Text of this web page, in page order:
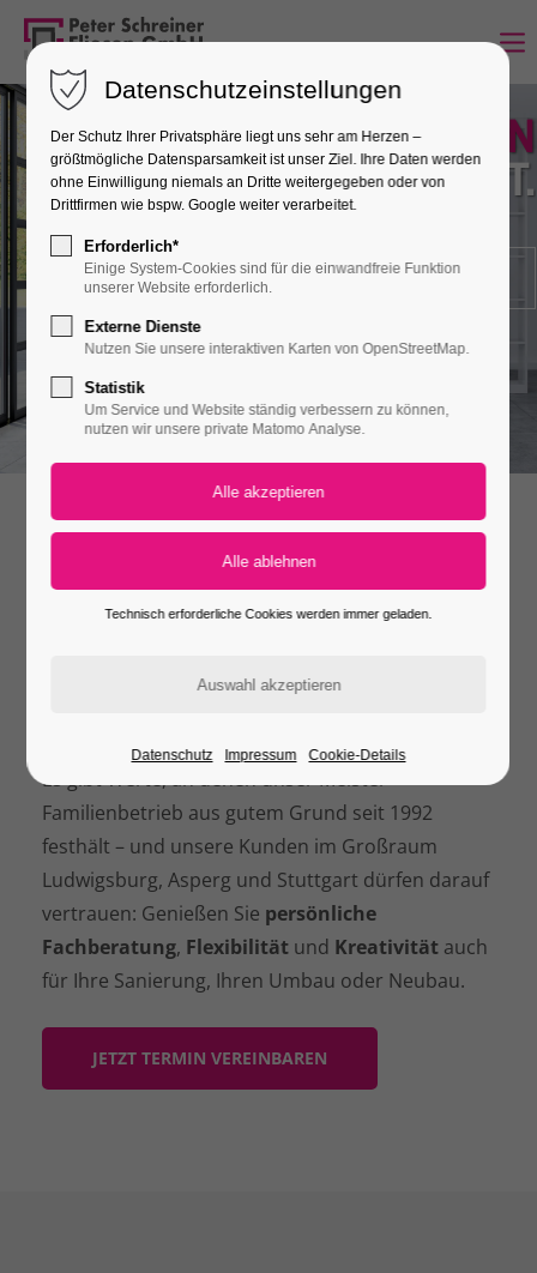
FLIESEN
– WO DAS LEBEN TOBT.
ÜBER UNS KONTAKT
WOHNGEFÜHL?
Ihr Fliesenleger-Fachbetrieb
Es gibt Werte, an denen unser Meister-
Familienbetrieb aus gutem Grund seit 1992
festhält – und unsere Kunden im Großraum
Ludwigsburg, Asperg und Stuttgart dürfen darauf
vertrauen: Genießen Sie persönliche
Fachberatung, Flexibilität und Kreativität auch
für Ihre Sanierung, Ihren Umbau oder Neubau.
JETZT TERMIN VEREINBAREN
Datenschutzeinstellungen
Der Schutz Ihrer Privatsphäre liegt uns sehr am Herzen –
größtmögliche Datensparsamkeit ist unser Ziel. Ihre Daten werden
ohne Einwilligung niemals an Dritte weitergegeben oder von
Drittfirmen wie bspw. Google weiter verarbeitet.
Erforderlich*
Einige System-Cookies sind für die einwandfreie Funktion
unserer Website erforderlich.
Externe Dienste
Nutzen Sie unsere interaktiven Karten von OpenStreetMap.
Statistik
Um Service und Website ständig verbessern zu können,
nutzen wir unsere private Matomo Analyse.
Technisch erforderliche Cookies werden immer geladen.
Datenschutz Impressum Cookie-Details